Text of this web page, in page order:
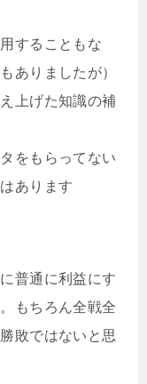
することもな
ありましたが）
上げた知識の補
をもらってない
あります
普通に利益にす
もちろん全戦全
敗ではないと思